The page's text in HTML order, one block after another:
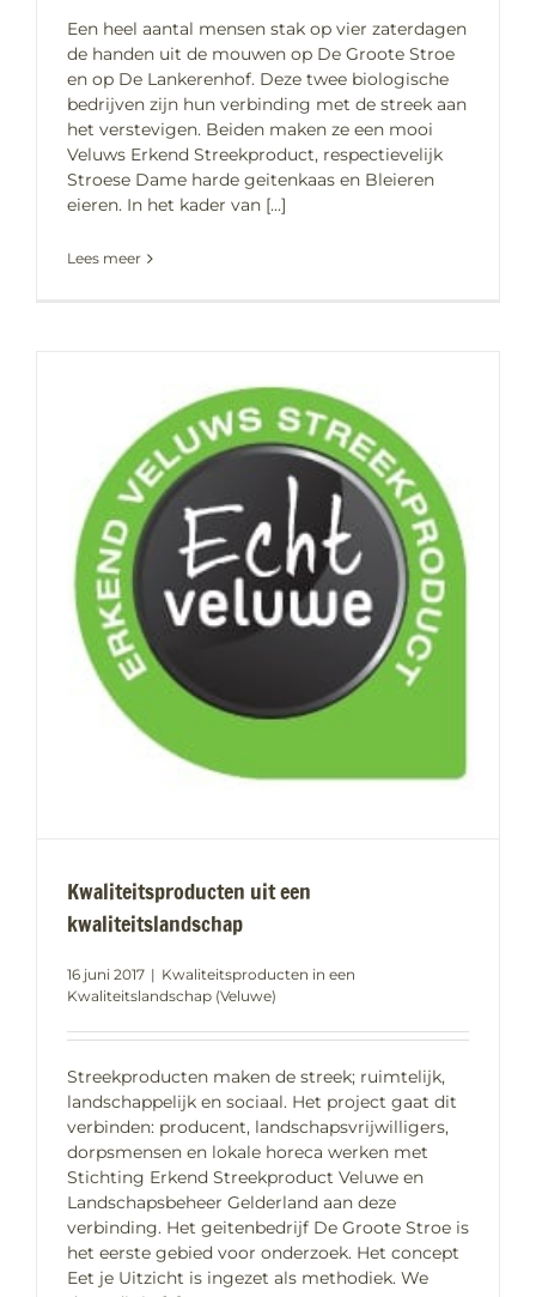
Een heel aantal mensen stak op vier zaterdagen
de handen uit de mouwen op De Groote Stroe
en op De Lankerenhof. Deze twee biologische
bedrijven zijn hun verbinding met de streek aan
het verstevigen. Beiden maken ze een mooi
Veluws Erkend Streekproduct, respectievelijk
Stroese Dame harde geitenkaas en Bleieren
eieren. In het kader van [...]
Lees meer
Kwaliteitsproducten uit een
kwaliteitslandschap
16 juni 2017 | Kwaliteitsproducten in een
Kwaliteitslandschap (Veluwe)
Streekproducten maken de streek; ruimtelijk,
landschappelijk en sociaal. Het project gaat dit
verbinden: producent, landschapsvrijwilligers,
dorpsmensen en lokale horeca werken met
Stichting Erkend Streekproduct Veluwe en
Landschapsbeheer Gelderland aan deze
verbinding. Het geitenbedrijf De Groote Stroe is
het eerste gebied voor onderzoek. Het concept
Eet je Uitzicht is ingezet als methodiek. We